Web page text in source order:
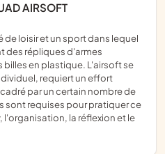
AIRSOFT
des répliques d'armes
en plastique. L'airsoft se
requiert un effort
par un certain nombre de
sont requises pour pratiquer ce
l'organisation, la réflexion et le